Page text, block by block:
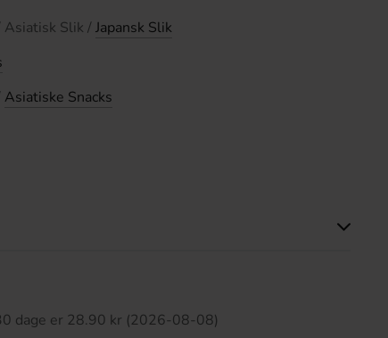
Slik / Japansk Slik
Asiatiske Snacks
dage er 28.90 kr (2026-08-08)